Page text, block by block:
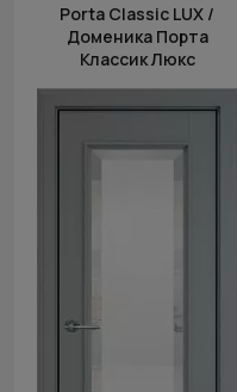
Porta Classic LUX /
Доменика Порта
Классик Люкс